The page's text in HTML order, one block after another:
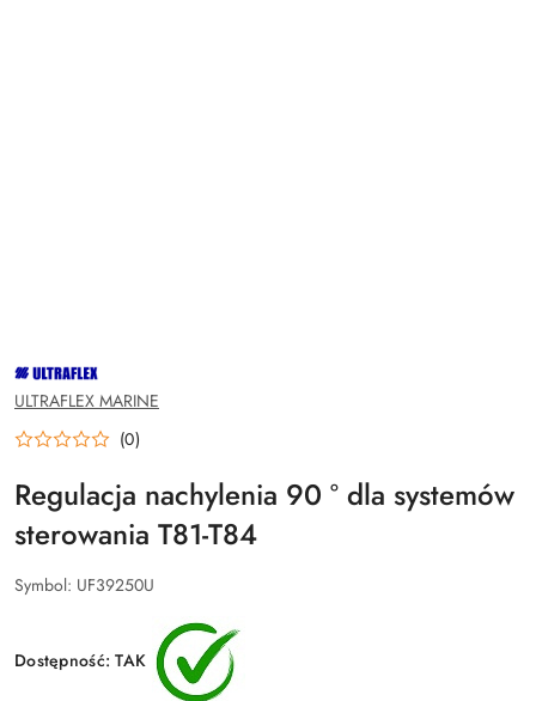
NAZWA
PRODUCENTA:
ULTRAFLEX
ULTRAFLEX MARINE
(0)
Regulacja nachylenia 90 ° dla systemów
sterowania T81-T84
Symbol: UF39250U
Dostępność:TAK